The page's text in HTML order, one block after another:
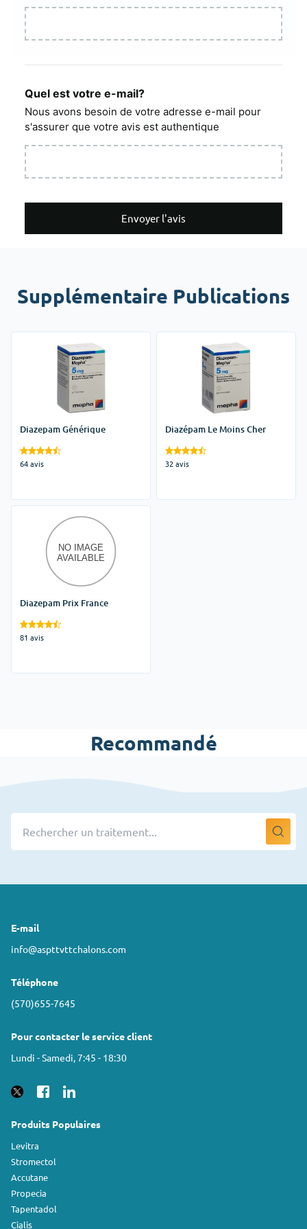
Quel est votre e-mail?
Nous avons besoin de votre adresse e-mail pour
s'assurer que votre avis est authentique
Envoyer l'avis
Supplémentaire Publications
Diazepam Générique
64 avis
Diazépam Le Moins Cher
32 avis
Diazepam Prix France
81 avis
Recommandé
E-mail
info@aspttvttchalons.com
Téléphone
(570)655-7645
Pour contacter le service client
Lundi - Samedi, 7:45 - 18:30
Produits Populaires
Levitra
Stromectol
Accutane
Propecia
Tapentadol
Cialis